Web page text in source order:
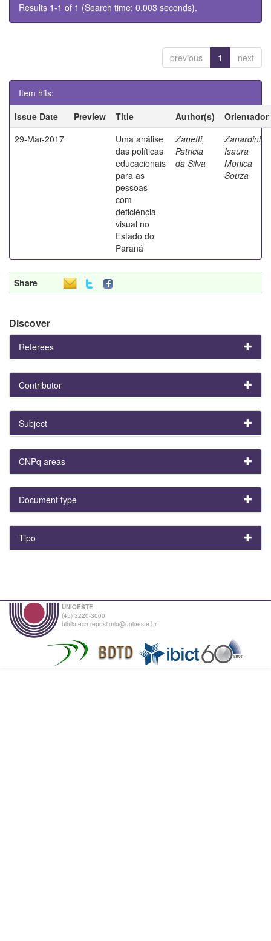
Results 1-1 of 1 (Search time: 0.003 seconds).
previous 1 next
Item hits:
Issue Date
Preview Title Author(s)
Orientador
29-Mar-2017
Uma análise
das políticas
educacionais
para as
pessoas
com
deficiência
visual no
Estado do
Paraná
Zanetti,
Patricia
da Silva
Zanardini,
Isaura
Monica
Souza
Share
Discover
Referees
Contributor
Subject
CNPq areas
Document type
Tipo
UNIOESTE
(45) 3220-3000
biblioteca.repositorio@unioeste.br